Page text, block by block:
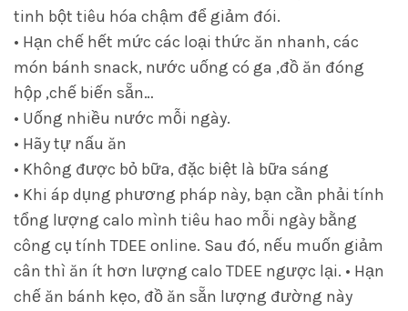
tinh bột tiêu hóa chậm để giảm đói.
• Hạn chế hết mức các loại thức ăn nhanh, các
món bánh snack, nước uống có ga ,đồ ăn đóng
hộp ,chế biến sẵn…
• Uống nhiều nước mỗi ngày.
• Hãy tự nấu ăn
• Không được bỏ bữa, đặc biệt là bữa sáng
• Khi áp dụng phương pháp này, bạn cần phải tính
tổng lượng calo mình tiêu hao mỗi ngày bằng
công cụ tính TDEE online. Sau đó, nếu muốn giảm
cân thì ăn ít hơn lượng calo TDEE ngược lại. • Hạn
chế ăn bánh kẹo, đồ ăn sẵn lượng đường này